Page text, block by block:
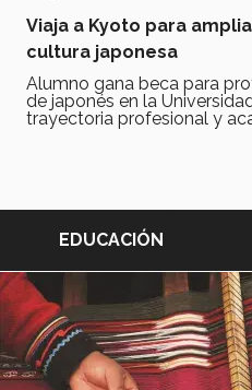
Viaja a Kyoto para
cultura japonesa
Alumno gana beca para
de japonés en la
trayectoria profesional y
EDUCACIÓN